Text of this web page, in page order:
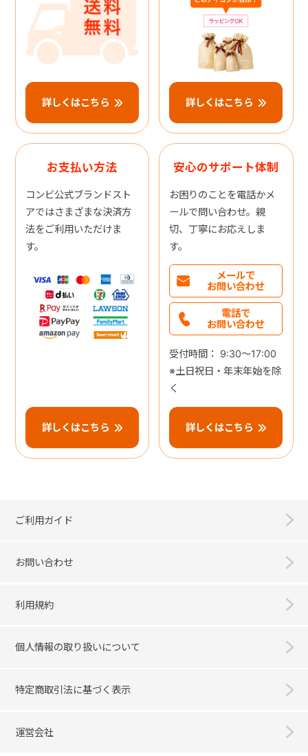
詳しくはこちら 詳しくはこちら
お支払い方法
コンビ公式ブランドスト
アではさまざまな決済方
法をご利用いただけま
す。
詳しくはこちら
安心のサポート体制
お困りのことを電話かメ
ールで問い合わせ。親
切、丁寧にお応えしま
す。
メールで
お問い合わせ
電話で
お問い合わせ
受付時間： 9:30～17:00
※土日祝日・年末年始を除
く
詳しくはこちら
ご利用ガイド
お問い合わせ
利用規約
個人情報の取り扱いについて
特定商取引法に基づく表示
運営会社